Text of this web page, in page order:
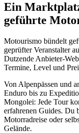
Ein
geführte
Motourismo bündelt
geprüfter Veranstalter
Dutzende Anbieter-
Termine, Level und
Von Alpenpässen und
Enduro bis zu
Mongolei: Jede Tour
erfahrenen Guides. Du
Motorradreise oder
Gelände.